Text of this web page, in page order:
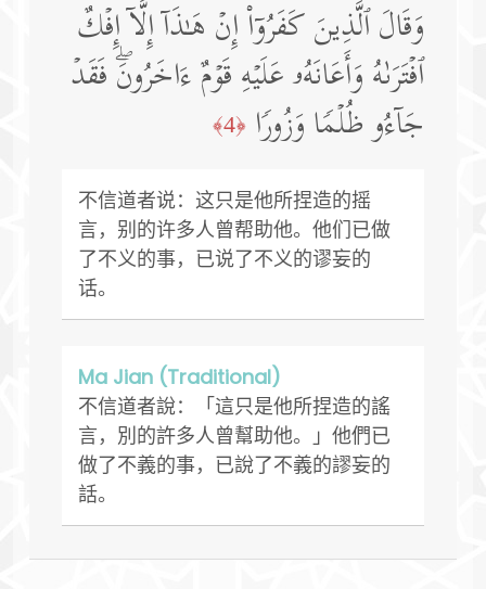
وَقَالَ ٱلَّذِینَ كَفَرُوۤا۟ إِنۡ هَـٰذَاۤ إِلَّاۤ إِفۡكٌ
ٱفۡتَرَىٰهُ وَأَعَانَهُۥ عَلَیۡهِ قَوۡمٌ ءَاخَرُونَۖ فَقَدۡ
جَاۤءُو ظُلۡمࣰا وَزُورࣰا ﴿4﴾
不信道者说：这只是他所捏造的摇
言，别的许多人曾帮助他。他们已做
了不义的事，已说了不义的谬妄的
话。
Ma Jian (Traditional)
不信道者說：「這只是他所捏造的謠
言，別的許多人曾幫助他。」他們已
做了不義的事，已說了不義的謬妄的
話。